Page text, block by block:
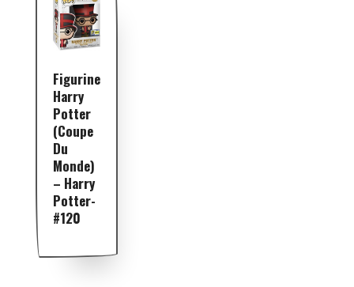
Figurine
Harry
Potter
(Coupe
Du
Monde)
– Harry
Potter-
#120